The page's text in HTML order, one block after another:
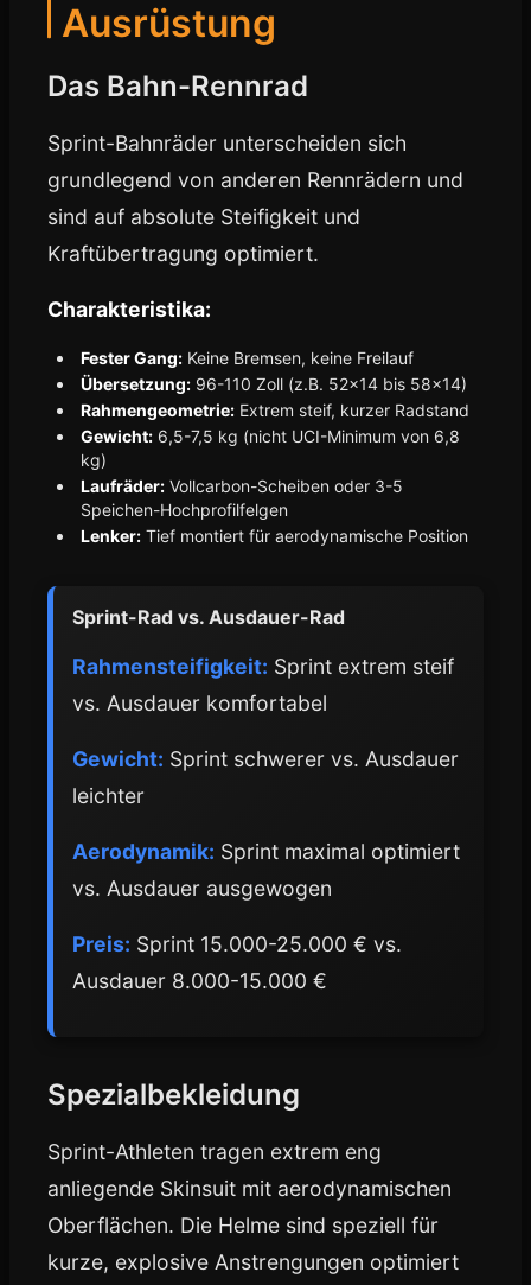
Ausrüstung
Das Bahn-Rennrad
Sprint-Bahnräder unterscheiden sich
grundlegend von anderen Rennrädern und
sind auf absolute Steifigkeit und
Kraftübertragung optimiert.
Charakteristika:
Fester Gang: Keine Bremsen, keine Freilauf
Übersetzung: 96-110 Zoll (z.B. 52x14 bis 58x14)
Rahmengeometrie: Extrem steif, kurzer Radstand
Gewicht: 6,5-7,5 kg (nicht UCI-Minimum von 6,8
kg)
Laufräder: Vollcarbon-Scheiben oder 3-5
Speichen-Hochprofilfelgen
Lenker: Tief montiert für aerodynamische Position
Sprint-Rad vs. Ausdauer-Rad
Rahmensteifigkeit: Sprint extrem steif
vs. Ausdauer komfortabel
Gewicht: Sprint schwerer vs. Ausdauer
leichter
Aerodynamik: Sprint maximal optimiert
vs. Ausdauer ausgewogen
Preis: Sprint 15.000-25.000 € vs.
Ausdauer 8.000-15.000 €
Spezialbekleidung
Sprint-Athleten tragen extrem eng
anliegende Skinsuit mit aerodynamischen
Oberflächen. Die Helme sind speziell für
kurze, explosive Anstrengungen optimiert